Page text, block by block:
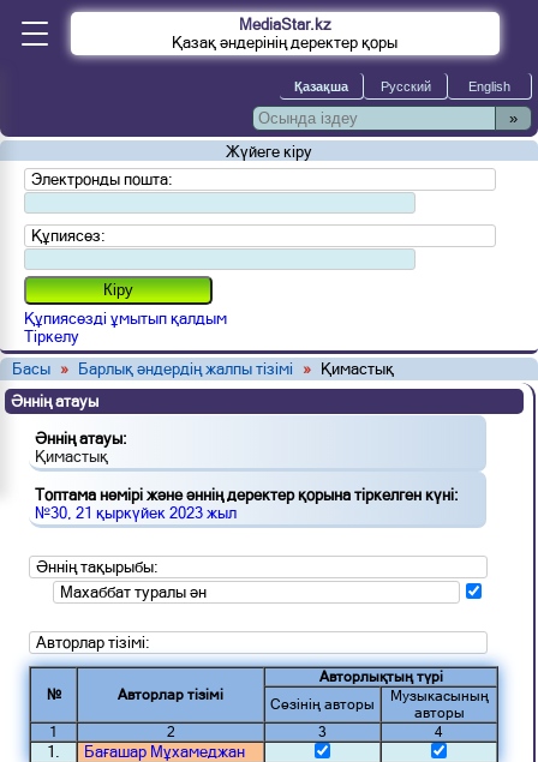
MediaStar.kz
Қазақ әндерінің деректер қоры
»
Жүйеге кіру
Электронды пошта:
Құпиясөз:
Құпиясөзді ұмытып қалдым
Тіркелу
Басы » Барлық әндердің жалпы тізімі »
Қимастық
Әннің атауы
Әннің атауы:
Қимастық
Топтама нөмірі және әннің деректер қорына тіркелген күні:
№30, 21 қыркүйек 2023 жыл
Әннің тақырыбы:
Махаббат туралы ән
Авторлар тізімі:
№ Авторлар тізімі
Авторлықтың түрі
Сөзінің авторы
Музыкасының
авторы
1
2 3 4
1. Бағашар Мұхамеджан